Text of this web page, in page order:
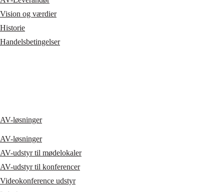
Vision og værdier
Historie
Handelsbetingelser
AV-løsninger
AV-løsninger
AV-udstyr til mødelokaler
AV-udstyr til konferencer
Videokonference udstyr